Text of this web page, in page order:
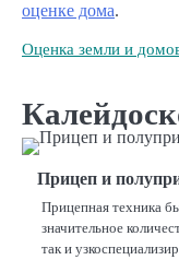
оценке дома.
Оценка земли и
Прицеп и
Прицепная техника
значительное
так и